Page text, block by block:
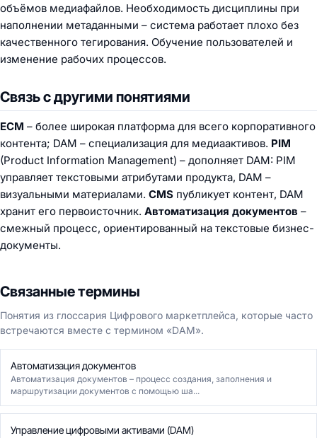
объёмов медиафайлов. Необходимость дисциплины при
наполнении метаданными – система работает плохо без
качественного тегирования. Обучение пользователей и
изменение рабочих процессов.
Связь с другими понятиями
ECM – более широкая платформа для всего корпоративного
контента; DAM – специализация для медиаактивов. PIM
(Product Information Management) – дополняет DAM: PIM
управляет текстовыми атрибутами продукта, DAM –
визуальными материалами. CMS публикует контент, DAM
хранит его первоисточник. Автоматизация документов –
смежный процесс, ориентированный на текстовые бизнес-
документы.
Связанные термины
Понятия из глоссария Цифрового маркетплейса, которые часто
встречаются вместе с термином «DAM».
Автоматизация документов
Автоматизация документов – процесс создания, заполнения и
маршрутизации документов с помощью ша...
Управление цифровыми активами (DAM)